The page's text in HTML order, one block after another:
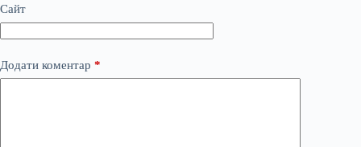
Сайт
Додати коментар *